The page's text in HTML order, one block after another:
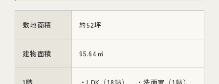
敷地面積 約52坪
建物面積 95.64㎡
1階
・LDK（18帖） ・洗面室（1帖）